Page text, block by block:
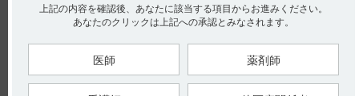
3.2 製剤の性状
上記の内容を確認後、あなたに該当する項目からお進みください。
あなたのクリックは上記への承認とみなされます。
医師 薬剤師